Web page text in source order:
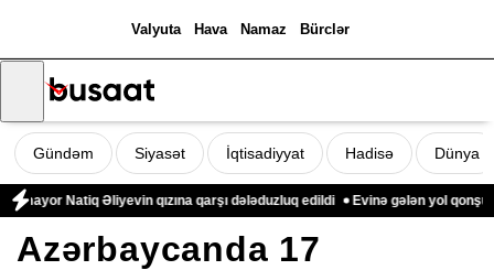
Valyuta Hava Namaz Bürclər
Gündəm Siyasət İqtisadiyyat Hadisə Dünya
Natiq Əliyevin qızına qarşı dələduzluq edildi Evinə gələn yol qonşusu
Azərbaycanda 17